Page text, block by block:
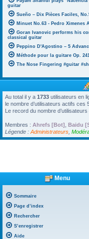
guitar
Sueño – Dix Pièces Faciles,
Minuet No.63 - Pedro Ximenes
Goran Ivanovic performs his
classical guitar
Peppino D'Agostino – 5
Méthode pour la guitare Op.
The Nose Fingering #guitar
Au total il y a 1733 utilisateurs en
le nombre d’utilisateurs actifs ces
Le record du nombre
Membres : Ahrefs [Bot] Baidu
Légende : Administrateurs
Menu
Sommaire
Page d’index
Rechercher
S’enregistrer
Aide